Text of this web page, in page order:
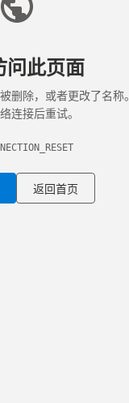
问此页面
删除，或者更改了名称。
连接后重试。
返回首页